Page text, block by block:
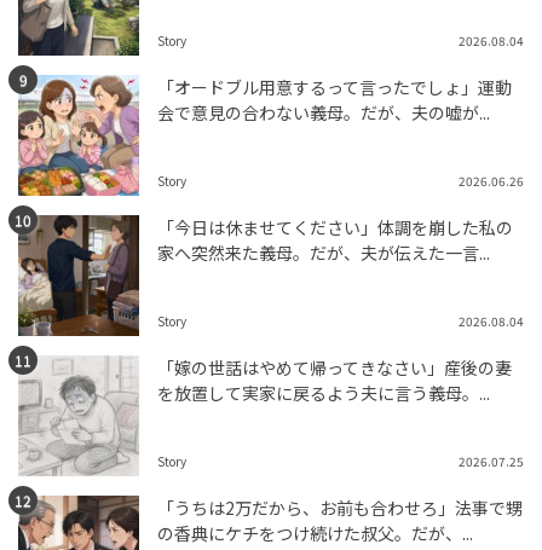
Story 2026.08.04
「オードブル用意するって言ったでしょ」運動
会で意見の合わない義母。だが、夫の嘘が...
Story 2026.06.26
「今日は休ませてください」体調を崩した私の
家へ突然来た義母。だが、夫が伝えた一言...
Story 2026.08.04
「嫁の世話はやめて帰ってきなさい」産後の妻
を放置して実家に戻るよう夫に言う義母。...
Story 2026.07.25
「うちは2万だから、お前も合わせろ」法事で甥
の香典にケチをつけ続けた叔父。だが、...